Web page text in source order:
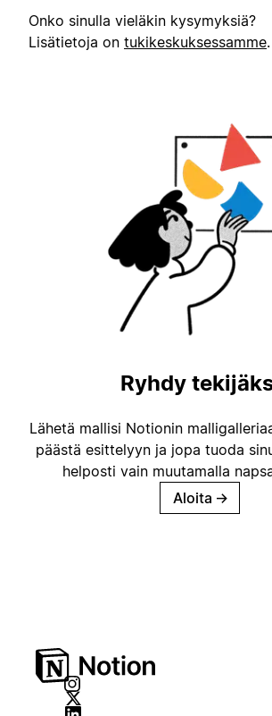
Onko sinulla vieläkin kysymyksiä?
Lisätietoja on tukikeskuksessamme.
Ryhdy
Lähetä mallisi Notionin
päästä esittelyyn ja jopa tuoda
helposti vain muutamalla
Aloita →